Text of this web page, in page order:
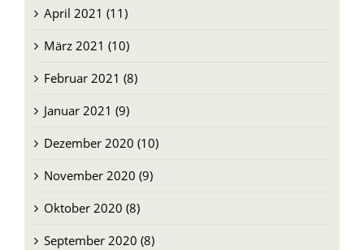
April 2021 (11)
März 2021 (10)
Februar 2021 (8)
Januar 2021 (9)
Dezember 2020 (10)
November 2020 (9)
Oktober 2020 (8)
September 2020 (8)